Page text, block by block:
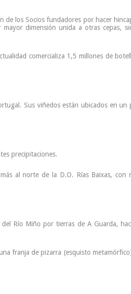
de los Socios fundadores por hacer
dimensión unida a otras cepas,
comercializa 1,5 millones de
Sus viñedos están ubicados en un
precipitaciones.
al norte de la D.O. Rías Baixas, con
Río Miño por tierras de A Guarda,
franja de pizarra (esquisto